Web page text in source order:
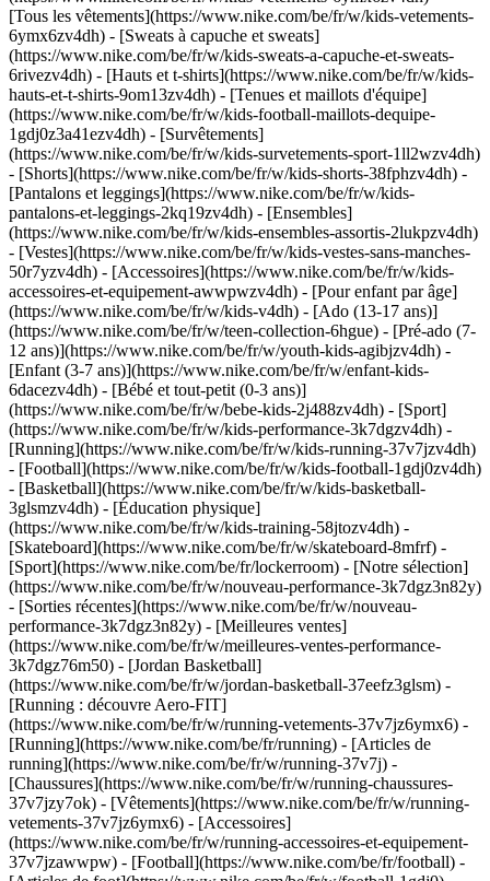
[Tous les vêtements](https://www.nike.com/be/fr/w/kids-vetements-
6ymx6zv4dh) - [Sweats à capuche et sweats]
(https://www.nike.com/be/fr/w/kids-sweats-a-capuche-et-sweats-
6rivezv4dh) - [Hauts et t-shirts](https://www.nike.com/be/fr/w/kids-
hauts-et-t-shirts-9om13zv4dh) - [Tenues et maillots d'équipe]
(https://www.nike.com/be/fr/w/kids-football-maillots-dequipe-
1gdj0z3a41ezv4dh) - [Survêtements]
(https://www.nike.com/be/fr/w/kids-survetements-sport-1ll2wzv4dh)
- [Shorts](https://www.nike.com/be/fr/w/kids-shorts-38fphzv4dh) -
[Pantalons et leggings](https://www.nike.com/be/fr/w/kids-
pantalons-et-leggings-2kq19zv4dh) - [Ensembles]
(https://www.nike.com/be/fr/w/kids-ensembles-assortis-2lukpzv4dh)
- [Vestes](https://www.nike.com/be/fr/w/kids-vestes-sans-manches-
50r7yzv4dh) - [Accessoires](https://www.nike.com/be/fr/w/kids-
accessoires-et-equipement-awwpwzv4dh) - [Pour enfant par âge]
(https://www.nike.com/be/fr/w/kids-v4dh) - [Ado (13-17 ans)]
(https://www.nike.com/be/fr/w/teen-collection-6hgue) - [Pré-ado (7-
12 ans)](https://www.nike.com/be/fr/w/youth-kids-agibjzv4dh) -
[Enfant (3-7 ans)](https://www.nike.com/be/fr/w/enfant-kids-
6dacezv4dh) - [Bébé et tout-petit (0-3 ans)]
(https://www.nike.com/be/fr/w/bebe-kids-2j488zv4dh) - [Sport]
(https://www.nike.com/be/fr/w/kids-performance-3k7dgzv4dh) -
[Running](https://www.nike.com/be/fr/w/kids-running-37v7jzv4dh)
- [Football](https://www.nike.com/be/fr/w/kids-football-1gdj0zv4dh)
- [Basketball](https://www.nike.com/be/fr/w/kids-basketball-
3glsmzv4dh) - [Éducation physique]
(https://www.nike.com/be/fr/w/kids-training-58jtozv4dh) -
[Skateboard](https://www.nike.com/be/fr/w/skateboard-8mfrf) -
[Sport](https://www.nike.com/be/fr/lockerroom) - [Notre sélection]
(https://www.nike.com/be/fr/w/nouveau-performance-3k7dgz3n82y)
- [Sorties récentes](https://www.nike.com/be/fr/w/nouveau-
performance-3k7dgz3n82y) - [Meilleures ventes]
(https://www.nike.com/be/fr/w/meilleures-ventes-performance-
3k7dgz76m50) - [Jordan Basketball]
(https://www.nike.com/be/fr/w/jordan-basketball-37eefz3glsm) -
[Running : découvre Aero-FIT]
(https://www.nike.com/be/fr/w/running-vetements-37v7jz6ymx6) -
[Running](https://www.nike.com/be/fr/running) - [Articles de
running](https://www.nike.com/be/fr/w/running-37v7j) -
[Chaussures](https://www.nike.com/be/fr/w/running-chaussures-
37v7jzy7ok) - [Vêtements](https://www.nike.com/be/fr/w/running-
vetements-37v7jz6ymx6) - [Accessoires]
(https://www.nike.com/be/fr/w/running-accessoires-et-equipement-
37v7jzawwpw) - [Football](https://www.nike.com/be/fr/football) -